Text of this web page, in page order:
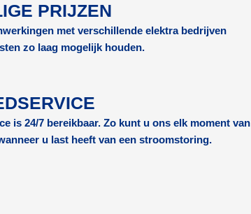
PRIJZEN
met verschillende elektra bedrijven
zo laag mogelijk houden.
is 24/7 bereikbaar. Zo kunt u ons elk moment van
u last heeft van een stroomstoring.